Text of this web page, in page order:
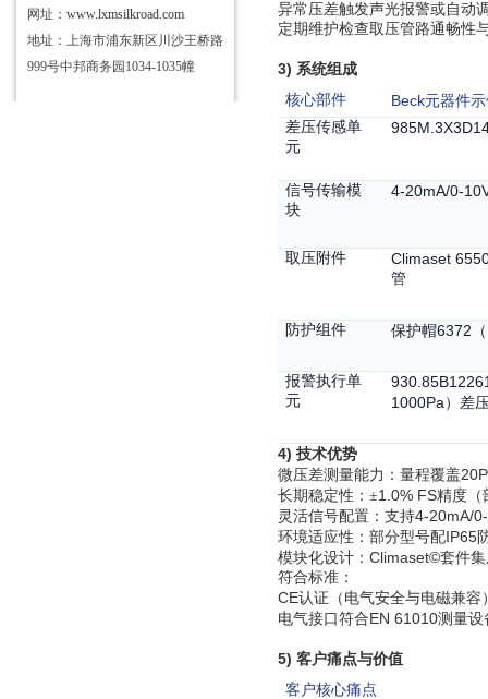
网址： www.lxmsilkroad.com
地址：上海市浦东新区川沙王桥路
999号中邦商务园1034-1035幢
异常压差触发声光报警或自动
定期维护检查取压管路通畅性
3) 系统组成
核心部件
Beck元器件
差压传感单
元
信号传输模
块
4-20mA/0-
取压附件 Climaset
管
防护组件 保护帽6372 （
报警执行单
元
1000Pa ）差
4) 技术优势
微压差测量能力：量程覆盖
长期稳定性： ±1.0% FS精度（
灵活信号配置：支持4-20mA/
环境适应性：部分型号配IP65
模块化设计： Climaset©套件
符合标准：
CE认证（电气安全与电磁兼容
电气接口符合EN 61010测量设
5) 客户痛点与价值
客户核心痛点